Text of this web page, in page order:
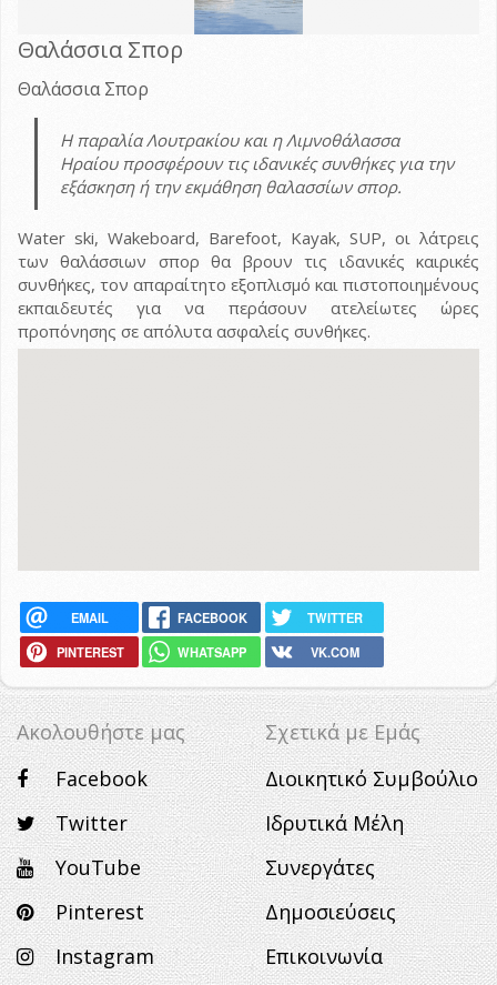
Θαλάσσια Σπορ
Θαλάσσια Σπορ
Η παραλία Λουτρακίου και η Λιμνοθάλασσα
Ηραίου προσφέρουν τις ιδανικές συνθήκες για την
εξάσκηση ή την εκμάθηση θαλασσίων σπορ.
Water ski, Wakeboard, Barefoot, Kayak, SUP, οι λάτρεις
των θαλάσσιων σπορ θα βρουν τις ιδανικές καιρικές
συνθήκες, τον απαραίτητο εξοπλισμό και πιστοποιημένους
εκπαιδευτές για να περάσουν ατελείωτες ώρες
προπόνησης σε απόλυτα ασφαλείς συνθήκες.
EMAIL FACEBOOK
TWITTER
PINTEREST
WHATSAPP VK.COM
Ακολουθήστε μας
Facebook
Twitter
YouTube
Pinterest
Instagram
Σχετικά με Eμάς
Διοικητικό Συμβούλιο
Ιδρυτικά Μέλη
Συνεργάτες
Δημοσιεύσεις
Επικοινωνία